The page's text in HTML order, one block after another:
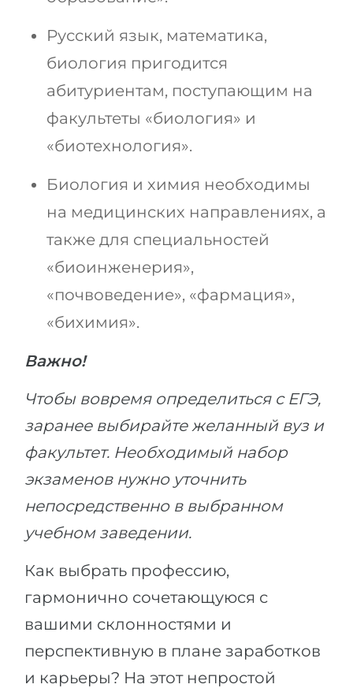
Русский язык, математика,
биология пригодится
абитуриентам, поступающим на
факультеты «биология» и
«биотехнология».
Биология и химия необходимы
на медицинских направлениях, а
также для специальностей
«биоинженерия»,
«почвоведение», «фармация»,
«бихимия».
Важно!
Чтобы вовремя определиться с ЕГЭ,
заранее выбирайте желанный вуз и
факультет. Необходимый набор
экзаменов нужно уточнить
непосредственно в выбранном
учебном заведении.
Как выбрать профессию,
гармонично сочетающуюся с
вашими склонностями и
перспективную в плане заработков
и карьеры? На этот непростой